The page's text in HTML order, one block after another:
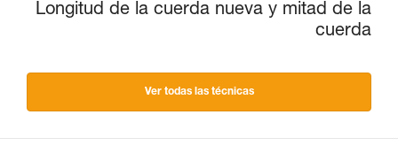
Longitud de la cuerda nueva y mitad de la
cuerda
Ver todas las técnicas